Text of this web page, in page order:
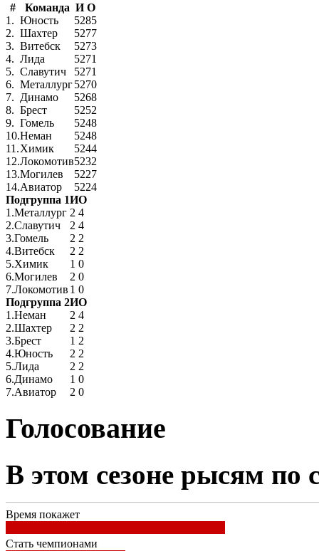
# Команда И О
1. Юность 5285
2. Шахтер 5277
3. Витебск 5273
4. Лида 5271
5. Славутич 5271
6. Металлург5270
7. Динамо 5268
8. Брест 5252
9. Гомель 5248
10.Неман 5248
11.Химик 5244
12.Локомотив5232
13.Могилев 5227
14.Авиатор 5224
Подгруппа 1ИО
1.Металлург 2 4
2.Славутич 2 4
3.Гомель 2 2
4.Витебск 2 2
5.Химик 1 0
6.Могилев 2 0
7.Локомотив 1 0
Подгруппа 2ИО
1.Неман 2 4
2.Шахтер 2 2
3.Брест 1 2
4.Юность 2 2
5.Лида 2 2
6.Динамо 1 0
7.Авиатор 2 0
Голосование
В этом сезоне рысям по
Время покажет
Стать чемпионами